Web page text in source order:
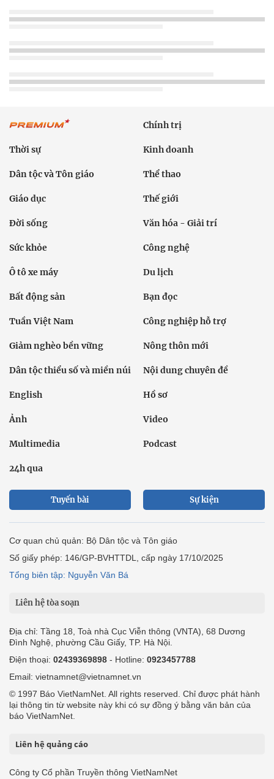
Chính trị
Thời sự Kinh doanh
Dân tộc và Tôn giáo Thể thao
Giáo dục Thế giới
Đời sống Văn hóa - Giải trí
Sức khỏe Công nghệ
Ô tô xe máy Du lịch
Bất động sản Bạn đọc
Tuần Việt Nam Công nghiệp hỗ trợ
Giảm nghèo bền vững Nông thôn mới
Dân tộc thiểu số và miền núi
Ảnh Video
Multimedia Podcast
24h qua
Tuyến bài
Cơ quan chủ quản: Bộ Dân tộc và Tôn giáo
Số giấy phép: 146/GP-BVHTTDL, cấp ngày 17/10/2025
Tổng biên tập: Nguyễn Văn Bá
Liên hệ tòa soạn
Đình Nghệ, phường Cầu Giấy, TP. Hà Nội.